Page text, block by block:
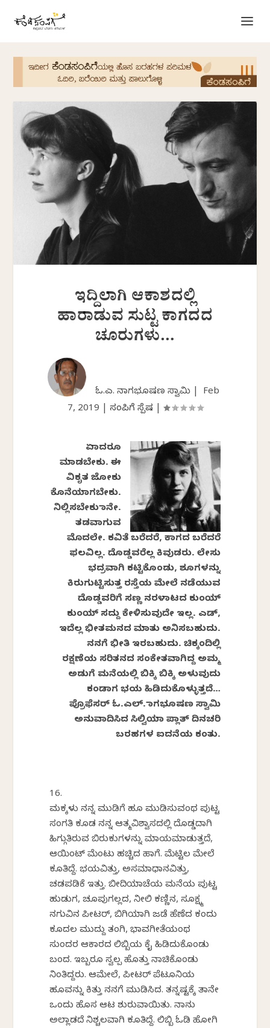
ಇದ್ದಿಲಾಗಿ ಆಕಾಶದಲ್ಲಿ
ಹಾರಾಡುವ ಸುಟ್ಟ ಕಾಗದದ
ಚೂರುಗಳು…
ಓ.ಎಲ್. ನಾಗಭೂಷಣ ಸ್ವಾಮಿ | Feb
7, 2019
ಸಂಪಿಗೆ ಸ್ಪೆಷಲ್
ಏನಾದರೂ
ಮಾಡಬೇಕು. ಈ
ವಿಕೃತ ಜೋಕು
ಕೊನೆಯಾಗಬೇಕು.
ನಿಲ್ಲಿಸಬೇಕು ನಾನೇ.
ತಡವಾಗುವ
ಮೊದಲೇ. ಕವಿತೆ ಬರೆದರೆ, ಕಾಗದ ಬರೆದರೆ
ಫಲವಿಲ್ಲ. ದೊಡ್ಡವರೆಲ್ಲ ಕಿವುಡರು. ಲೇಸು
ಭದ್ರವಾಗಿ ಕಟ್ಟಿಕೊಂಡು, ಶೂಗಳನ್ನು
ಕಿರುಗುಟ್ಟಿಸುತ್ತ ರಸ್ತೆಯ ಮೇಲೆ ನಡೆಯುವ
ದೊಡ್ಡವರಿಗೆ ಸಣ್ಣ ನರಳಾಟದ ಕುಂಯ್
ಕುಂಯ್ ಸದ್ದು ಕೇಳಿಸುವುದೇ ಇಲ್ಲ. ಎಡ್,
ಇದೆಲ್ಲ ಭೀತಮನದ ಮಾತು ಅನಿಸಬಹುದು.
ನನಗೆ ಭೀತಿ ಇರಬಹುದು. ಚಿಕ್ಕಂದಿಲ್ಲಿ
ರಕ್ಷಣೆಯ ಸರಿತನದ ಸಂಕೇತವಾಗಿದ್ದ ಅಮ್ಮ
ಅಡುಗೆ ಮನೆಯಲ್ಲಿ ಬಿಕ್ಕಿ ಬಿಕ್ಕಿ ಅಳುವುದು
ಕಂಡಾಗ ಭಯ ಹಿಡಿದುಕೊಳ್ಳುತ್ತದೆ…
ಪ್ರೊಫೆಸರ್ ಓ.ಎಲ್.ನಾಗಭೂಷಣ ಸ್ವಾಮಿ
ಅನುವಾದಿಸಿದ ಸಿಲ್ವಿಯಾ ಪ್ಲಾತ್ ದಿನಚರಿ
ಬರಹಗಳ ಐದನೆಯ ಕಂತು.
16.
ಮಕ್ಕಳು ನನ್ನ ಮುಡಿಗೆ ಹೂ ಮುಡಿಸುವಂಥ ಪುಟ್ಟ
ಸಂಗತಿ ಕೂಡ ನನ್ನ ಆತ್ಮವಿಶ್ವಾಸದಲ್ಲಿ ದೊಡ್ಡದಾಗಿ
ಹಿಗ್ಗುತಿರುವ ಬಿರುಕುಗಳನ್ನು ಮಾಯಮಾಡುತ್ತದೆ,
ಆಯಿಂಟ್ ಮೆಂಟು ಹಚ್ಚಿದ ಹಾಗೆ. ಮೆಟ್ಟಿಲ ಮೇಲೆ
ಕೂತಿದ್ದೆ. ಭಯವಿತ್ತು, ಅಸಮಾಧಾನವಿತ್ತು,
ಚಡಪಡಿಕೆ ಇತ್ತು. ಬೀದಿಯಾಚೆಯ ಮನೆಯ ಪುಟ್ಟ
ಹುಡುಗ, ಚೂಪುಗಲ್ಲದ, ನೀಲಿ ಕಣ್ಣಿನ, ಸೂಕ್ಷ್ಮ
ನಗುವಿನ ಪೀಟರ್, ಬಿಗಿಯಾಗಿ ಜಡೆ ಹೆಣೆದ ಕಂದು
ಕೂದಲ ಮುದ್ದು ತಂಗಿ, ಭಾವಗೀತೆಯಂಥ
ಸುಂದರ ಆಕಾರದ ಲಿಬ್ಬಿಯ ಕೈ ಹಿಡಿದುಕೊಂಡು
ಬಂದ. ಇಬ್ಬರೂ ಸ್ವಲ್ಪ ಹೊತ್ತು ನಾಚಿಕೊಂಡು
ನಿಂತಿದ್ದರು. ಆಮೇಲೆ, ಪೀಟರ್ ಪೆಟೂನಿಯ
ಹೂವನ್ನು ಕಿತ್ತು ನನಗೆ ಮುಡಿಸಿದ. ತನ್ನಷ್ಟಕ್ಕೆ ತಾನೇ
ಒಂದು ಹೊಸ ಆಟ ಶುರುವಾಯಿತು. ನಾನು
ಅಲ್ಲಾಡದೆ ನಿಶ್ಚಲವಾಗಿ ಕೂತಿದ್ದೆ. ಲಿಬ್ಬಿ ಓಡಿ ಹೋಗಿ